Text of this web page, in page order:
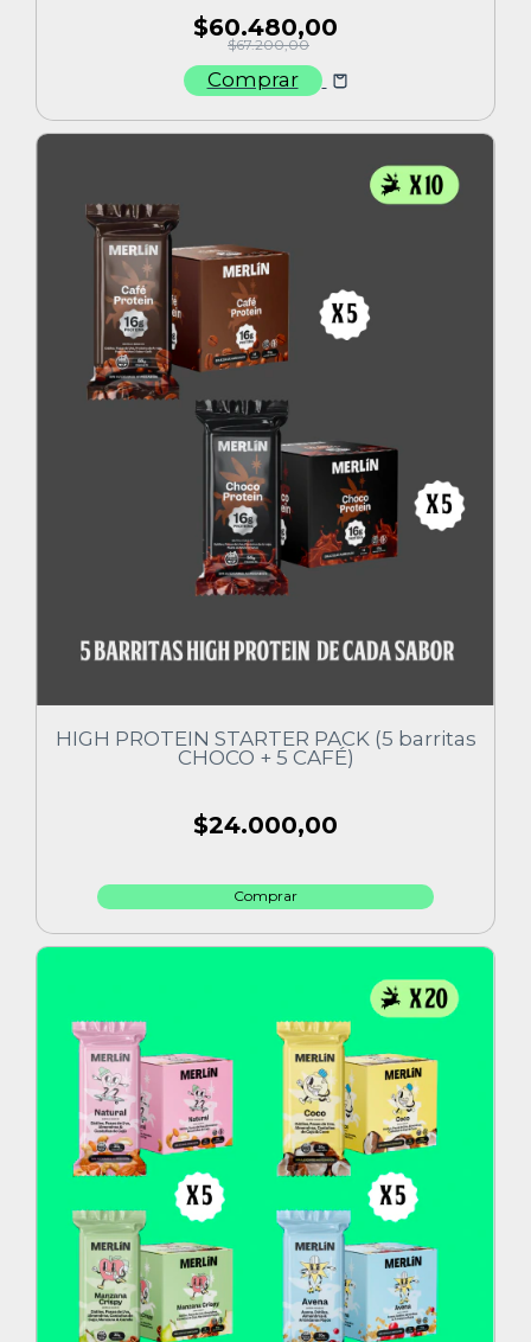
$60.480,00
$67.200,00
Comprar
HIGH PROTEIN STARTER PACK (5 barritas
CHOCO + 5 CAFÉ)
$24.000,00